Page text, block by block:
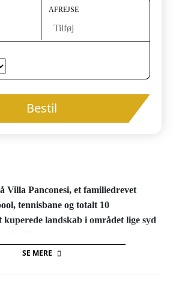
Villa Panconesi, et familiedrevet
tennisbane og totalt 10
landskab i området lige syd
Panconesi ligger i de gamle landhuse og
et godt køkken - alle med eget
SE MERE
AFREJSE
Tilføj
Bestil